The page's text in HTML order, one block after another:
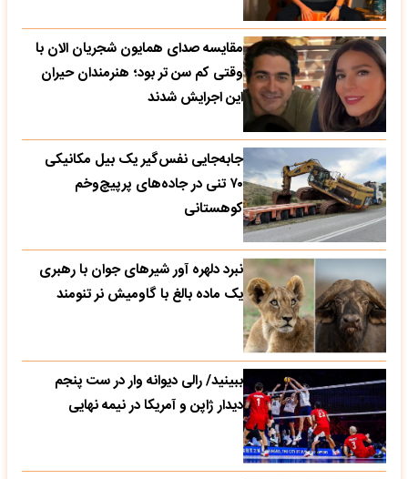
مقایسه صدای همایون شجریان الان با
وقتی کم سن تر بود؛ هنرمندان حیران
این اجرایش شدند
جابه‌جایی نفس‌گیر یک بیل مکانیکی
۷۰ تنی در جاده‌های پرپیچ‌وخم
کوهستانی
نبرد دلهره آور شیرهای جوان با رهبری
یک ماده بالغ با گاومیش نر تنومند
ببینید/ رالی دیوانه وار در ست پنجم
دیدار ژاپن و آمریکا در نیمه نهایی